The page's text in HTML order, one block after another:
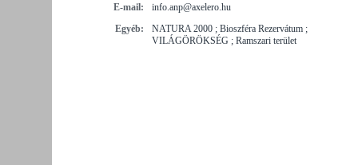
E-mail:
info.anp@axelero.hu
Egyéb:
NATURA 2000 ; Bioszféra Rezervátum ;
VILÁGÖRÖKSÉG ; Ramszari terület